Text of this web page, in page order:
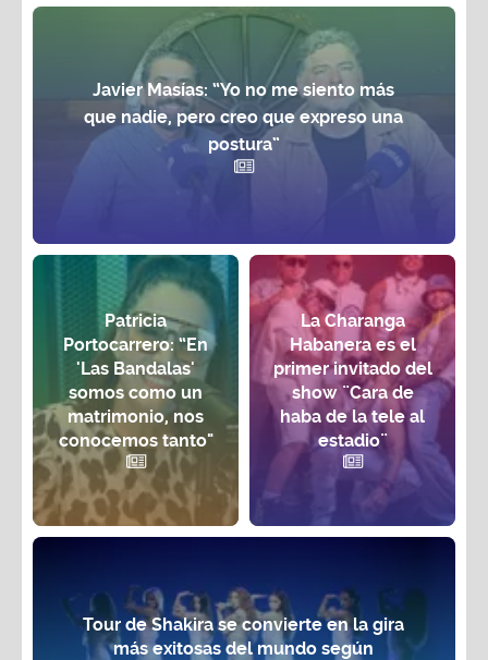
Javier Masías: “Yo no me siento más
que nadie, pero creo que expreso una
postura”
Patricia
Portocarrero: “En
'Las Bandalas'
somos como un
matrimonio, nos
conocemos tanto"
La Charanga
Habanera es el
primer invitado del
show ¨Cara de
haba de la tele al
estadio¨
Tour de Shakira se convierte en la gira
más exitosas del mundo según